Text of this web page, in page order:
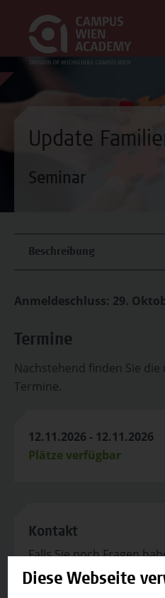
Update
Seminar
Beschreibung
Anmeldeschluss: 29.
Termine
Nachstehend finden Sie
Termine.
12.11.2026 - 12.11.2026
Plätze verfügbar
Kontakt
Falls Sie noch Fragen
zum Angebot benötigen,
Diese Webseite